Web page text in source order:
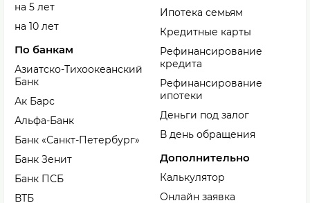
на 5 лет
на 10 лет
По банкам
Азиатско-Тихоокеанский
Банк
Ак Барс
Альфа-Банк
Банк «Санкт-Петербург»
Банк Зенит
Банк ПСБ
ВТБ
Ипотека семьям
Кредитные карты
Рефинансирование
кредита
Рефинансирование
ипотеки
Деньги под залог
В день обращения
Дополнительно
Калькулятор
Онлайн заявка